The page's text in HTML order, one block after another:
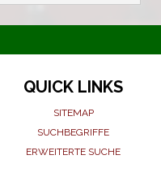
QUICK LINKS
SITEMAP
SUCHBEGRIFFE
ERWEITERTE SUCHE